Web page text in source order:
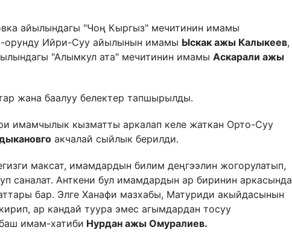
айылындагы "Чоң Кыргыз" мечитинин имамы
орунду Ийри-Суу айылынын имамы Ыскак ажы Калыкеев,
"Алымкул ата" мечитинин имамы Аскарали ажы
жана баалуу белектер тапшырылды.
имамчылык кызматты аркалап келе жаткан Орто-Суу
акчалай сыйлык берилди.
максат, имамдардын билим деңгээлин жогорулатып,
саналат. Анткени бул имамдардын ар биринин аркасында
бар. Элге Ханафи мазхабы, Матуриди акыйдасынын
ар кандай туура эмес агымдардан тосуу
имам-хатиби Нурдан ажы Омуралиев.